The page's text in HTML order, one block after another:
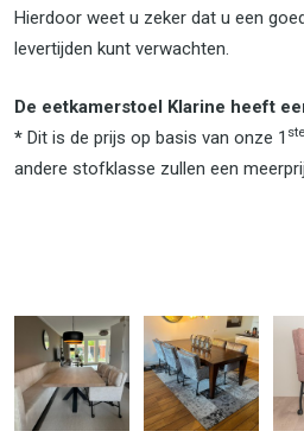
Hierdoor weet u zeker dat u een
levertijden kunt verwachten.
De eetkamerstoel Klarine heeft
* Dit is de prijs op basis van onze 1 ste
andere stofklasse zullen een